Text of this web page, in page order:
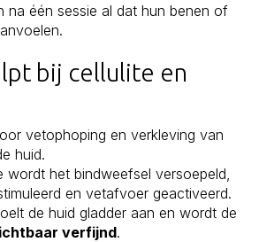
na één sessie al dat hun benen of
bij cellulite en
vetophoping en verkleving van
huid.
wordt het bindweefsel versoepeld,
en vetafvoer geactiveerd.
de huid gladder aan en wordt de
verfijnd.